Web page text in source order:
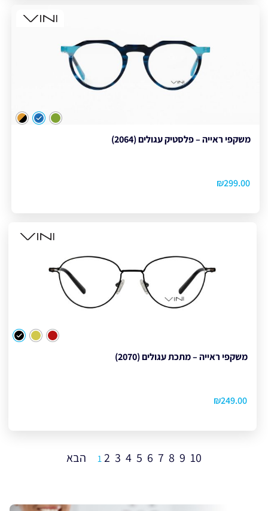
משקפי ראייה – פלסטיק עגולים (2064)
₪299.00
צבע
משקפי ראייה – מתכת עגולים (2070)
₪249.00
צבע
12 3 4 5 6 7 8 9 10